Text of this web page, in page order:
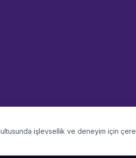
işlevsellik ve deneyim için